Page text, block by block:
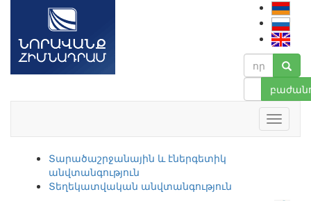
Տարածաշրջանային և էներգետիկ
անվտանգություն
Տեղեկատվական անվտանգություն